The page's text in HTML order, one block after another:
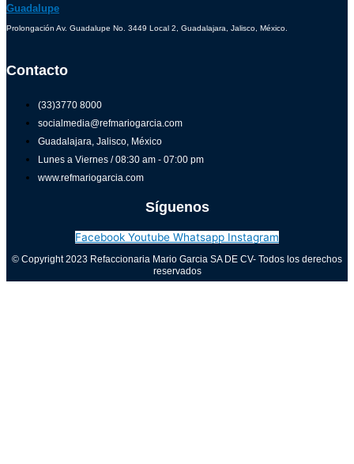
Guadalupe
Prolongación Av. Guadalupe No. 3449 Local 2, Guadalajara, Jalisco, México.
Contacto
(33)3770 8000
socialmedia@refmariogarcia.com
Guadalajara, Jalisco, México
Lunes a Viernes / 08:30 am - 07:00 pm
www.refmariogarcia.com
Síguenos
Facebook Youtube Whatsapp Instagram
© Copyright 2023 Refaccionaria Mario Garcia SA DE CV- Todos los derechos
reservados